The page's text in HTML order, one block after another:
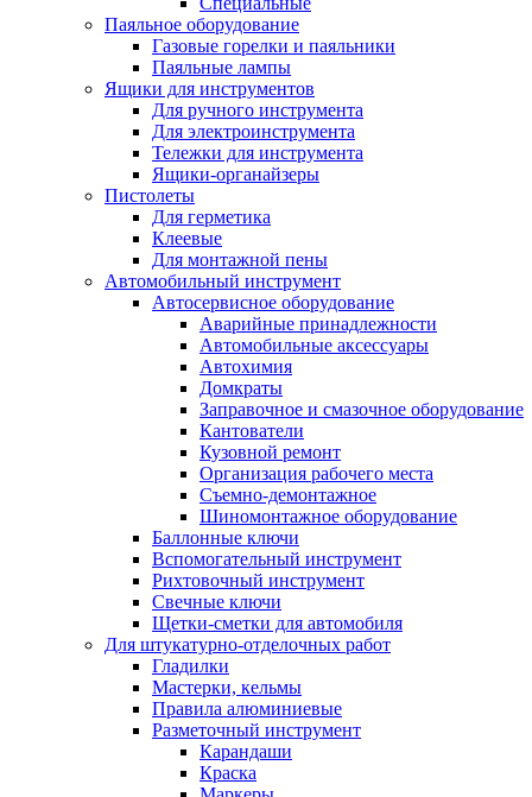
Паяльное оборудование
Газовые горелки и паяльники
Паяльные лампы
Ящики для инструментов
Для ручного инструмента
Для электроинструмента
Тележки для инструмента
Ящики-органайзеры
Пистолеты
Для герметика
Клеевые
Для монтажной пены
Автомобильный инструмент
Автосервисное оборудование
Аварийные принадлежности
Автомобильные аксессуары
Автохимия
Домкраты
Заправочное и смазочное оборудование
Кантователи
Кузовной ремонт
Организация рабочего места
Съемно-демонтажное
Шиномонтажное оборудование
Баллонные ключи
Вспомогательный инструмент
Рихтовочный инструмент
Свечные ключи
Щетки-сметки для автомобиля
Для штукатурно-отделочных работ
Гладилки
Мастерки, кельмы
Правила алюминиевые
Разметочный инструмент
Карандаши
Краска